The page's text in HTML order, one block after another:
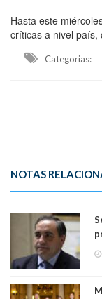
Hasta este
críticas a nivel país,
Categorias:
NOTAS